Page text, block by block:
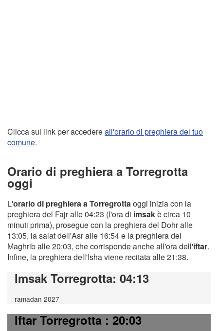
Clicca sul link per accedereall'orario di preghiera del tuo
comune.
Orario di preghiera a Torregrotta
oggi
L'orario di preghiera a Torregrottaoggi inizia con la
preghiera del Fajr alle 04:23 (l'ora di imsakè circa 10
minuti prima), prosegue con la preghiera del Dohr alle
13:05, la salat dell'Asr alle 16:54 e la preghiera del
Maghrib alle 20:03, che corrisponde anche all'ora dell'iftar.
Infine, la preghiera dell'Isha viene recitata alle 21:38.
Imsak Torregrotta: 04:13
ramadan 2027
Iftar Torregrotta: 20:03